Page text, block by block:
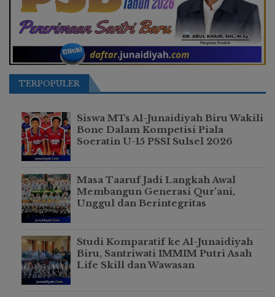
TERPOPULER
Siswa MTs Al-Junaidiyah Biru Wakili
Bone Dalam Kompetisi Piala
Soeratin U-15 PSSI Sulsel 2026
Masa Taaruf Jadi Langkah Awal
Membangun Generasi Qur’ani,
Unggul dan Berintegritas
Studi Komparatif ke Al-Junaidiyah
Biru, Santriwati IMMIM Putri Asah
Life Skill dan Wawasan